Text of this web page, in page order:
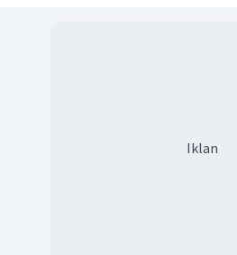
Digunakan untuk membedakan
Iklan